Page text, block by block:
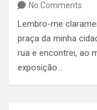
No Comments
Lembro-me
praça da minha
rua e encontrei, ao
exposição…